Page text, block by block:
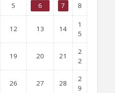
5 6 7 8
12 13 14
1
5
19 20 21
2
2
26 27 28
2
9